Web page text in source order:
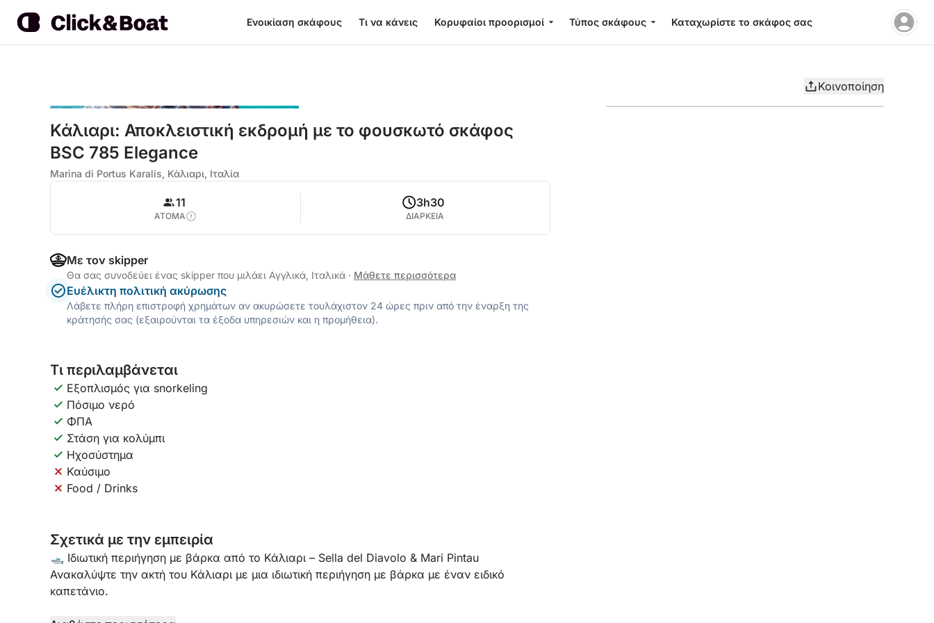
Ενοικίαση σκάφους Τι να κάνεις Κορυφαίοι προορισμοί Τύπος σκάφους Καταχωρίστε το σκάφος σας
Κοινοποίηση
Κάλιαρι: Αποκλειστική εκδρομή με το φουσκωτό σκάφος
BSC 785 Elegance
Marina di Portus Karalis, Κάλιαρι, Ιταλία
11
ΑΤΟΜΑ
3h30
ΔΙΑΡΚΕΙΑ
Με τον skipper
Θα σας συνοδεύει ένας skipper που μιλάει Αγγλικά, Ιταλικά · Μάθετε περισσότερα
Ευέλικτη πολιτική ακύρωσης
Λάβετε πλήρη επιστροφή χρημάτων αν ακυρώσετε τουλάχιστον 24 ώρες πριν από την έναρξη της
κράτησής σας (εξαιρούνται τα έξοδα υπηρεσιών και η προμήθεια).
Τι περιλαμβάνεται
Εξοπλισμός για snorkeling
Πόσιμο νερό
ΦΠΑ
Στάση για κολύμπι
Ηχοσύστημα
Καύσιμο
Food / Drinks
Σχετικά με την εμπειρία
🛥️ Ιδιωτική περιήγηση με βάρκα από το Κάλιαρι – Sella del Diavolo & Mari Pintau
Ανακαλύψτε την ακτή του Κάλιαρι με μια ιδιωτική περιήγηση με βάρκα με έναν ειδικό
καπετάνιο.